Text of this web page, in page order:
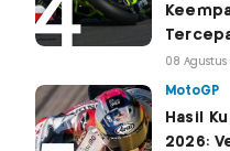
08
MotoGP
Hasil
2026: